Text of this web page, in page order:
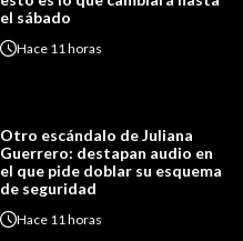
el sábado
Hace 11 horas
Otro escándalo de Juliana
Guerrero: destapan audio en
el que pide doblar su esquema
de seguridad
Hace 11 horas